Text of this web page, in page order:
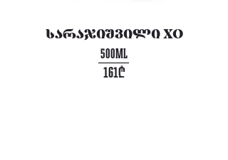
სარაჯიშვილი XO
161₾
500ML